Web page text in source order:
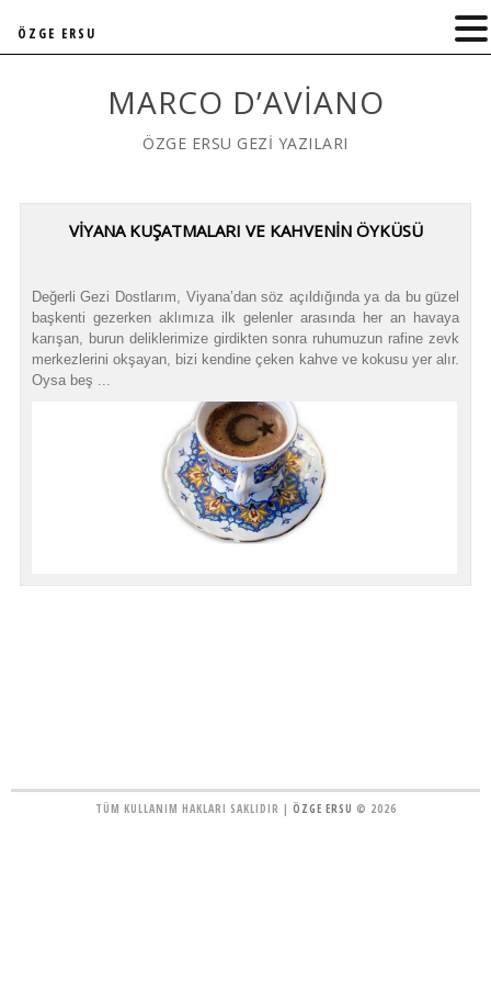
MARCO D’AVIANO
ÖZGE ERSU GEZİ YAZILARI
VİYANA KUŞATMALARI VE KAHVENİN ÖYKÜSÜ
Değerli Gezi Dostlarım, Viyana’dan söz açıldığında ya da bu güzel
başkenti gezerken aklımıza ilk gelenler arasında her an havaya
karışan, burun deliklerimize girdikten sonra ruhumuzun rafine zevk
merkezlerini okşayan, bizi kendine çeken kahve ve kokusu yer alır.
Oysa beş ...
TÜM KULLANIM HAKLARI SAKLIDIR | ÖZGE ERSU © 2026
ÖZGE ERSU